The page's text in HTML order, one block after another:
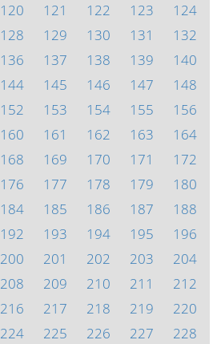
120 121 122 123
124
128 129 130 131
132
136 137 138 139
140
144 145 146 147
148
152 153 154 155
156
160 161 162 163
164
168 169 170 171
172
176 177 178 179
180
184 185 186 187
188
192 193 194 195
196
200 201 202 203
204
208 209 210 211
212
216 217 218 219
220
224 225 226 227
228